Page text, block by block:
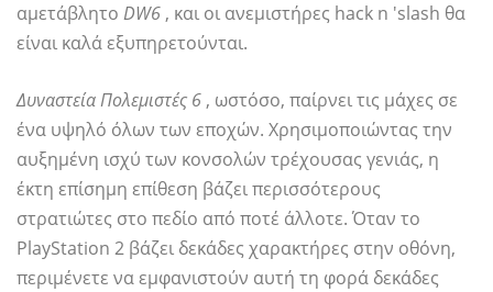
αμετάβλητο DW6 , και οι ανεμιστήρες hack n 'slash θα
είναι καλά εξυπηρετούνται.
Δυναστεία Πολεμιστές 6 , ωστόσο, παίρνει τις μάχες σε
ένα υψηλό όλων των εποχών. Χρησιμοποιώντας την
αυξημένη ισχύ των κονσολών τρέχουσας γενιάς, η
έκτη επίσημη επίθεση βάζει περισσότερους
στρατιώτες στο πεδίο από ποτέ άλλοτε. Όταν το
PlayStation 2 βάζει δεκάδες χαρακτήρες στην οθόνη,
περιμένετε να εμφανιστούν αυτή τη φορά δεκάδες